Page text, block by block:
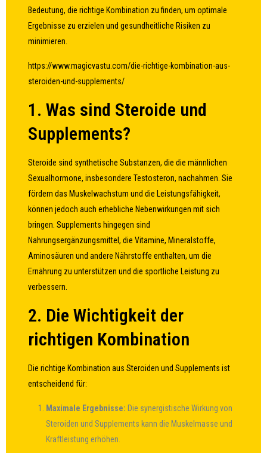
Bedeutung, die richtige Kombination zu finden, um optimale
Ergebnisse zu erzielen und gesundheitliche Risiken zu
minimieren.
https://www.magicvastu.com/die-richtige-kombination-aus-
steroiden-und-supplements/
1. Was sind Steroide und
Supplements?
Steroide sind synthetische Substanzen, die die männlichen
Sexualhormone, insbesondere Testosteron, nachahmen. Sie
fördern das Muskelwachstum und die Leistungsfähigkeit,
können jedoch auch erhebliche Nebenwirkungen mit sich
bringen. Supplements hingegen sind
Nahrungsergänzungsmittel, die Vitamine, Mineralstoffe,
Aminosäuren und andere Nährstoffe enthalten, um die
Ernährung zu unterstützen und die sportliche Leistung zu
verbessern.
2. Die Wichtigkeit der
richtigen Kombination
Die richtige Kombination aus Steroiden und Supplements ist
entscheidend für:
Maximale Ergebnisse: Die synergistische Wirkung von
Steroiden und Supplements kann die Muskelmasse und
Kraftleistung erhöhen.